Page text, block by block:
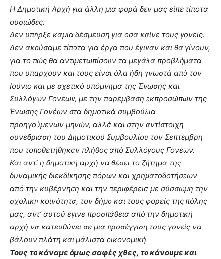
Η Δημοτική Αρχή για άλλη μια φορά δεν μας είπε τίποτα
ουσιώδες.
Δεν υπήρξε καμία δέσμευση για όσα καίνε τους γονείς.
Δεν ακούσαμε τίποτα για έργα που έγιναν και θα γίνουν,
για το πώς θα αντιμετωπίσουν τα μεγάλα προβλήματα
που υπάρχουν και τους είναι όλα ήδη γνωστά από τον
Ιούνιο και με σχετικό υπόμνημα της Ένωσης και
Συλλόγων Γονέων, με την παρέμβαση εκπροσώπων της
Ένωσης Γονέων στα δημοτικά συμβούλια
προηγούμενων μηνών, αλλά και στην αντίστοιχη
συνεδρίαση του Δημοτικού Συμβουλίου τον Σεπτέμβρη
που τοποθετήθηκαν πλήθος από Συλλόγους Γονέων.
Και αντί η δημοτική αρχή να θέσει το ζήτημα της
δυναμικής διεκδίκησης πόρων και χρηματοδοτήσεων
από την κυβέρνηση και την περιφέρεια με σύσσωμη την
σχολική κοινότητα, τον δήμο και τους φορείς της πόλης
μας, αντ’ αυτού έγινε προσπάθεια από την δημοτική
αρχή να κατευθύνει σε μια προσέγγιση τους γονείς να
βάλουν πλάτη και μάλιστα οικονομική.
Τους το κάναμε όμως σαφές χθες, το κάνουμε και